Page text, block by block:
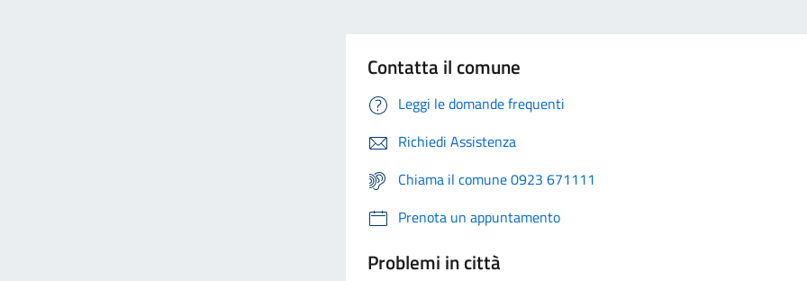
Contatta il comune
Leggi le domande frequenti
Richiedi Assistenza
Chiama il comune 0923 671111
Prenota un appuntamento
Problemi in città